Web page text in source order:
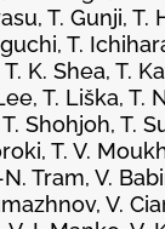
T. Gunji, T.
T.
K. Shea, T.
T. Liška, T.
Shohjoh, T.
T. V.
Tram, V.
V.